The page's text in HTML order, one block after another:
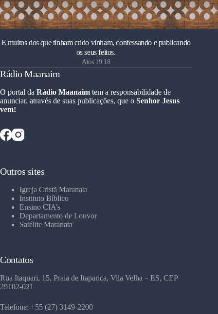
E muitos dos que tinham crido vinham, confessando e publicando
os seus feitos.
Atos 19:18
Rádio Maanaim
O portal da Rádio Maanaim tem a responsabilidade de
anunciar, através de suas publicações, que o Senhor Jesus
vem!
Outros sites
Igreja Cristã Maranata
Instituto Bíblico
Ensino CIA’s
Departamento de Louvor
Satélite Maranata
Contatos
Rua Itaquari, 15, Praia de Itaparica, Vila Velha – ES, CEP
29102-021
Telefone: +55 (27) 3149-2200